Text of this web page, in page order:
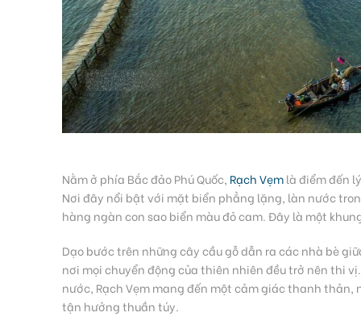
Nằm ở phía Bắc đảo Phú Quốc, Rạch Vẹmlà điểm đến
Nơi đây nổi bật với mặt biển phẳng lặng, làn nước
hàng ngàn con sao biển màu đỏ cam. Đây là một
Dạo bước trên những cây cầu gỗ dẫn ra các nhà bè
nơi mọi chuyển động của thiên nhiên đều trở nên thi
nước, Rạch Vẹm mang đến một cảm giác thanh
tận hưởng thuần túy.